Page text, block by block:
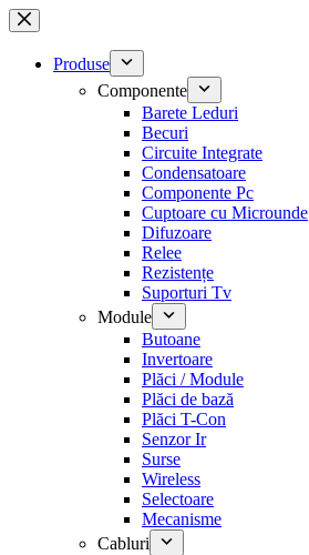
Sari
la
conținutProduse
Componente
Barete Leduri
Becuri
Circuite Integrate
Condensatoare
Componente Pc
Cuptoare cu Microunde
Difuzoare
Relee
Rezistențe
Suporturi Tv
Module
Butoane
Invertoare
Plăci / Module
Plăci de bază
Plăci T-Con
Senzor Ir
Surse
Wireless
Selectoare
Mecanisme
Cabluri